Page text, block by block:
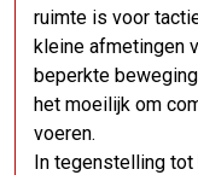
ruimte is voor
kleine afmetingen
beperkte
het moeilijk om
voeren.
In tegenstelling